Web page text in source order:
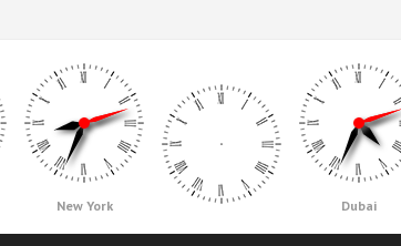
New York Dubai